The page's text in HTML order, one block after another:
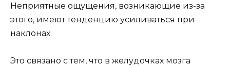
Неприятные ощущения, возникающие из-за
этого, имеют тенденцию усиливаться при
наклонах.
Это связано с тем, что в желудочках мозга